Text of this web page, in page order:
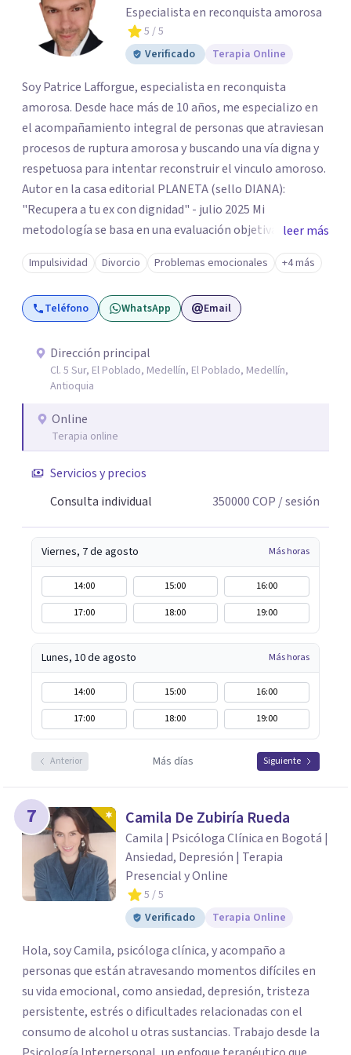
Especialista en reconquista amorosa
5 / 5
Verificado
Terapia Online
Soy Patrice Lafforgue, especialista en reconquista
amorosa. Desde hace más de 10 años, me especializo en
el acompañamiento integral de personas que atraviesan
procesos de ruptura amorosa y buscando una vía digna y
respetuosa para intentar reconstruir el vinculo amoroso.
Autor en la casa editorial PLANETA (sello DIANA):
"Recupera a tu ex con dignidad" - julio 2025 Mi
metodología se basa en una evaluación objetiva de
escenarios según la necesidad del paciente, centrada en
tres ejes fundamentales: 1- Análisis de viabilidad:
estimación de probabilidades reales de recuperación de la
relación de pareja 2- Análisis conductual: evaluación de
interacción 3- Soporte emocional: acompañamiento
para la gestión del duelo afectivo
leer más
Impulsividad Divorcio Problemas emocionales +4 más
Teléfono WhatsApp Email
Dirección principal
Cl. 5 Sur, El Poblado, Medellín, El Poblado, Medellín,
Antioquia
Online
Terapia online
Servicios y precios
Consulta individual
350000COP / sesión
Viernes, 7 de agosto Más horas
14:00 15:00
16:00
17:00
18:00 19:00
Lunes, 10 de agosto Más horas
14:00 15:00
16:00
17:00
18:00 19:00
Anterior Más días Siguiente
7 Camila De Zubiría Rueda
Camila | Psicóloga Clínica en Bogotá |
Ansiedad, Depresión | Terapia
Presencial y Online
5 / 5
Verificado
Terapia Online
Hola, soy Camila, psicóloga clínica, y acompaño a
personas que están atravesando momentos difíciles en
su vida emocional, como ansiedad, depresión, tristeza
persistente, estrés o dificultades relacionadas con el
consumo de alcohol u otras sustancias. Trabajo desde la